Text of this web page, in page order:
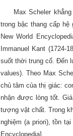
Max Scheler
trong bậc thang cấp hệ
New World
Immanuel
Kant (1724-
suốt thời trung cổ. Đến
values).Theo Max
chủ tâm của thị giác:
nhận được lòng tốt.
tượng vật chất. Trong
nghiệm (a priori), tồn tại
Encyclopedia].